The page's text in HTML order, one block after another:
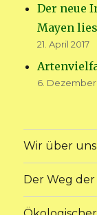
Der neue
Mayen
21. April 2017
6. Dezember
Wir über uns
Der Weg